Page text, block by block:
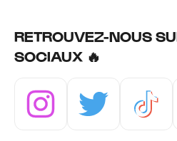
RETROUVEZ-NOUS
SOCIAUX 🔥